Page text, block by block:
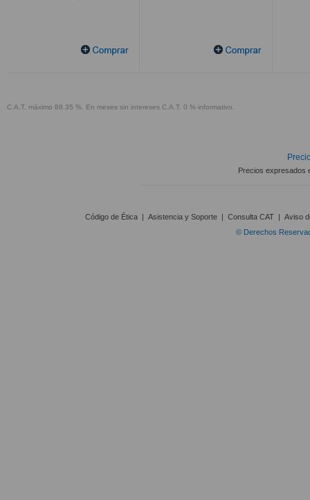
C.A.T. máximo 88.35 %. En meses sin intereses C.A.T. 0 % informativo.
Precios expresados
Código de Ética | Asistencia y Soporte | Consulta CAT | Aviso
© Derechos